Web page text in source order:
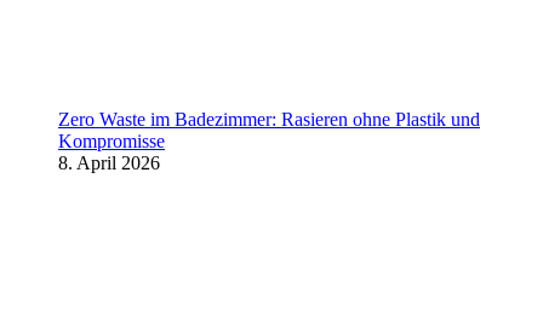
Zero Waste im Badezimmer: Rasieren ohne Plastik und
Kompromisse
8. April 2026